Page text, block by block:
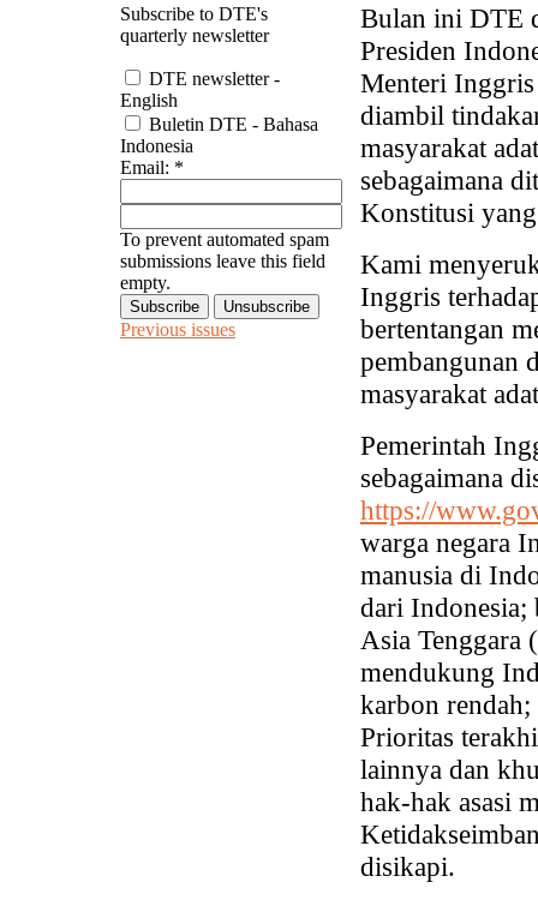
Subscribe to DTE's
quarterly newsletter
DTE newsletter -
English
Buletin DTE - Bahasa
Indonesia
Email: *
To prevent automated spam
submissions leave this field
empty.
Previous issues
Bulan ini DTE
Presiden
Menteri Inggris
diambil
masyarakat
sebagaimana
Konstitusi
Kami
Inggris
bertentangan
pembangunan
masyarakat
Pemerintah
sebagaimana
https://
warga negara
manusia di
dari Indonesia;
Asia Tenggara
mendukung
karbon
Prioritas
lainnya dan
hak-hak asasi
disikapi.